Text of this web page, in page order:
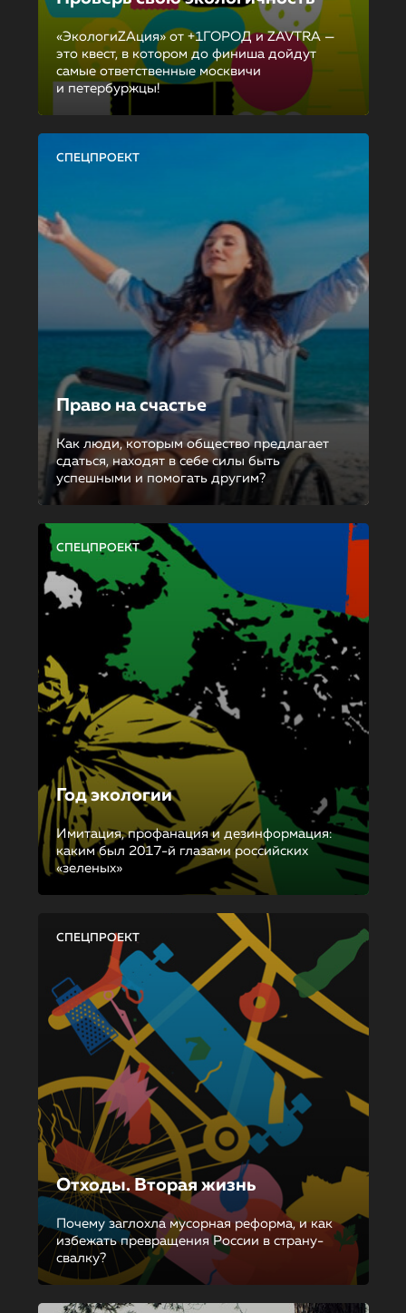
«ЭкологиZAция» от +1ГОРОД и ZAVTRA —
это квест, в котором до финиша дойдут
самые ответственные москвичи
и петербуржцы!
СПЕЦПРОЕКТ
Право на счастье
Как люди, которым общество предлагает
сдаться, находят в себе силы быть
успешными и помогать другим?
СПЕЦПРОЕКТ
Год экологии
Имитация, профанация и дезинформация:
каким был 2017-й глазами российских
«зеленых»
СПЕЦПРОЕКТ
Отходы. Вторая жизнь
Почему заглохла мусорная реформа, и как
избежать превращения России в страну-
свалку?